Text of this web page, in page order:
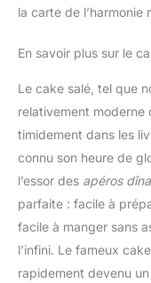
la carte de
En savoir plus sur le
Le cake salé, tel que
relativement moderne
timidement dans les
connu son heure de
l’essor des apéros
parfaite : facile à
facile à manger sans
l’infini. Le fameux
rapidement devenu